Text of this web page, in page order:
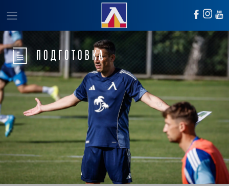
ПОДГОТОВКА